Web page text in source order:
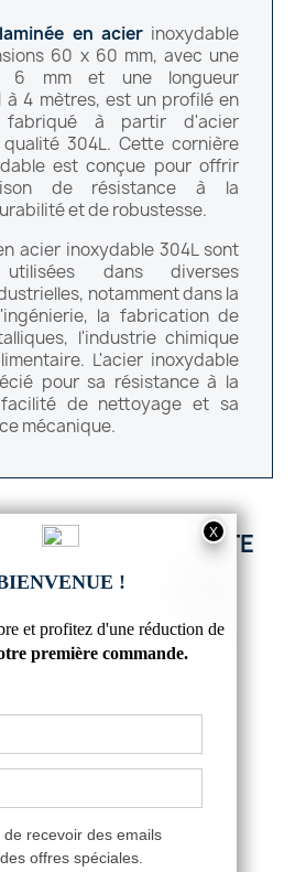
en acierinoxydable
60 x 60 mm, avec une
6 mm et une longueur
à 4 mètres, est un profilé en
à partir d'acier
304L. Cette cornière
est conçue pour offrir
de résistance à la
et de robustesse.
acier inoxydable 304L sont
utilisées dans diverses
notamment dans la
la fabrication de
l'industrie chimique
L'acier inoxydable
pour sa résistance à la
de nettoyage et sa
mécanique.
DANS CETTE
: